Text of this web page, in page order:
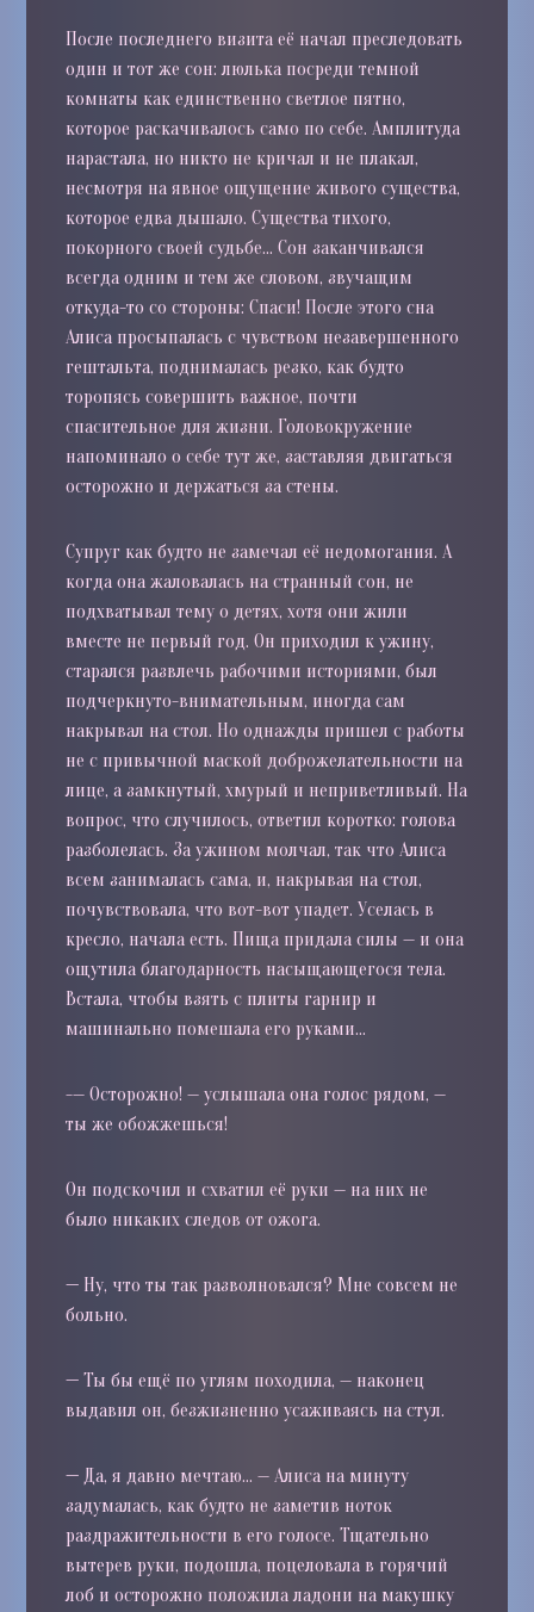
После последнего визита её начал преследовать
один и тот же сон: люлька посреди темной
комнаты как единственно светлое пятно,
которое раскачивалось само по себе. Амплитуда
нарастала, но никто не кричал и не плакал,
несмотря на явное ощущение живого существа,
которое едва дышало. Существа тихого,
покорного своей судьбе… Сон заканчивался
всегда одним и тем же словом, звучащим
откуда-то со стороны: Спаси! После этого сна
Алиса просыпалась с чувством незавершенного
гештальта, поднималась резко, как будто
торопясь совершить важное, почти
спасительное для жизни. Головокружение
напоминало о себе тут же, заставляя двигаться
осторожно и держаться за стены.
Супруг как будто не замечал её недомогания. А
когда она жаловалась на странный сон, не
подхватывал тему о детях, хотя они жили
вместе не первый год. Он приходил к ужину,
старался развлечь рабочими историями, был
подчеркнуто-внимательным, иногда сам
накрывал на стол. Но однажды пришел с работы
не с привычной маской доброжелательности на
лице, а замкнутый, хмурый и неприветливый. На
вопрос, что случилось, ответил коротко: голова
разболелась. За ужином молчал, так что Алиса
всем занималась сама, и, накрывая на стол,
почувствовала, что вот-вот упадет. Уселась в
кресло, начала есть. Пища придала силы — и она
ощутила благодарность насыщающегося тела.
Встала, чтобы взять с плиты гарнир и
машинально помешала его руками…
-— Осторожно! — услышала она голос рядом, —
ты же обожжешься!
Он подскочил и схватил её руки — на них не
было никаких следов от ожога.
— Ну, что ты так разволновался? Мне совсем не
больно.
—Ты бы ещё по углям походила, — наконец
выдавил он, безжизненно усаживаясь на стул.
— Да, я давно мечтаю… — Алиса на минуту
задумалась, как будто не заметив ноток
раздражительности в его голосе. Тщательно
вытерев руки, подошла, поцеловала в горячий
лоб и осторожно положила ладони на макушку